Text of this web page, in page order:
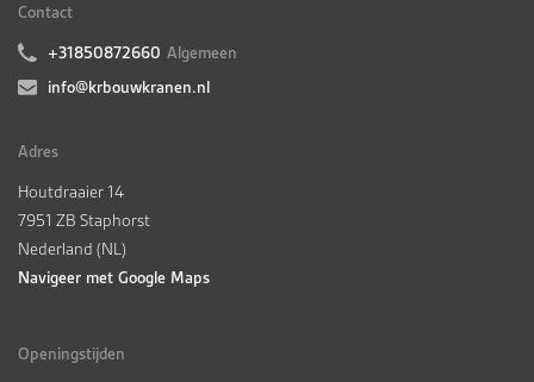
Contact
+31850872660 Algemeen
info@krbouwkranen.nl
Adres
Houtdraaier 14
7951 ZB Staphorst
Nederland (NL)
Navigeer met Google Maps
Openingstijden